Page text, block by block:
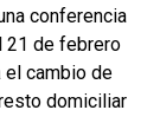
conferencia
21 de febrero
el cambio de
domiciliar